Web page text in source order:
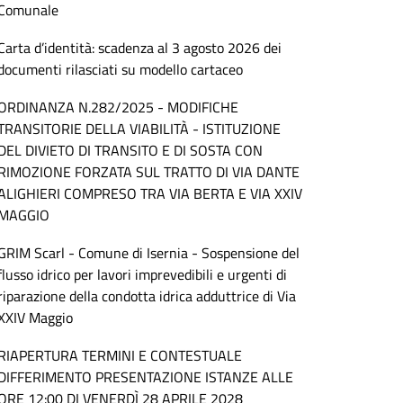
d’identità: scadenza al 3 agosto 2026 dei
rilasciati su modello cartaceo
N.282/2025 - MODIFICHE
DELLA VIABILITÀ - ISTITUZIONE
DIVIETO DI TRANSITO E DI SOSTA CON
FORZATA SUL TRATTO DI VIA DANTE
COMPRESO TRA VIA BERTA E VIA XXIV
Scarl - Comune di Isernia - Sospensione del
idrico per lavori imprevedibili e urgenti di
della condotta idrica adduttrice di Via
Maggio
TERMINI E CONTESTUALE
PRESENTAZIONE ISTANZE ALLE
12:00 DI VENERDÌ 28 APRILE 2028